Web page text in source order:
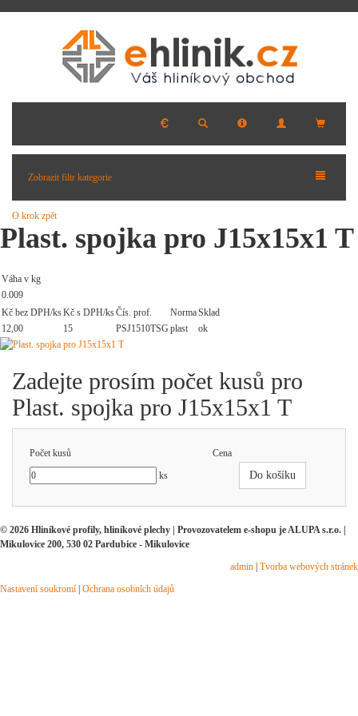
Zobrazit filtr kategorie
O krok zpět
Plast. spojka pro J15x15x1 T
Váha v kg
0.009
Kč bez DPH/ksKč s DPH/ksČís. prof. NormaSklad
12,00
15 PSJ1510TSG plast ok
Zadejte prosím počet kusů pro
Plast. spojka pro J15x15x1 T
Počet kusů
Cena
ks
Do košíku
© 2026 Hliníkové profily, hliníkové plechy | Provozovatelem e-shopu je ALUPA s.r.o. |
Mikulovice 200, 530 02 Pardubice - Mikulovice
admin Tvorba webových stránek
Nastavení soukromí Ochrana osobních údajů